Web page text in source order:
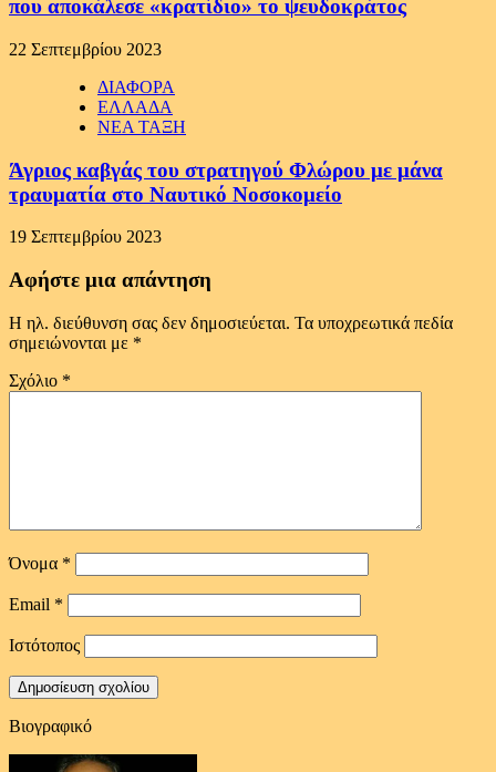
που αποκάλεσε «κρατίδιο» το ψευδοκράτος
22 Σεπτεμβρίου 2023
ΔΙΑΦΟΡΑ
ΕΛΛΑΔΑ
ΝΕΑ ΤΑΞΗ
Άγριος καβγάς του στρατηγού Φλώρου με μάνα
τραυματία στο Ναυτικό Νοσοκομείο
19 Σεπτεμβρίου 2023
Αφήστε μια απάντηση
Η ηλ. διεύθυνση σας δεν δημοσιεύεται. Τα υποχρεωτικά πεδία
σημειώνονται με *
Σχόλιο *
Όνομα *
Email *
Ιστότοπος
Βιογραφικό